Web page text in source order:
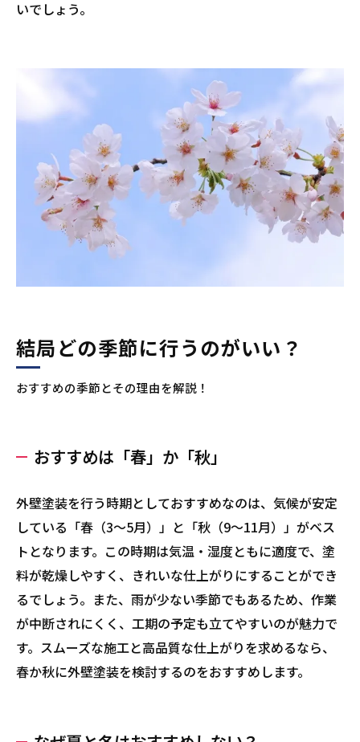
いでしょう。
結局どの季節に行うのがいい？
おすすめの季節とその理由を解説！
おすすめは「春」か「秋」
外壁塗装を行う時期としておすすめなのは、気候が安定
している「春（3〜5月）」と「秋（9〜11月）」がベス
トとなります。この時期は気温・湿度ともに適度で、塗
料が乾燥しやすく、きれいな仕上がりにすることができ
るでしょう。また、雨が少ない季節でもあるため、作業
が中断されにくく、工期の予定も立てやすいのが魅力で
す。スムーズな施工と高品質な仕上がりを求めるなら、
春か秋に外壁塗装を検討するのをおすすめします。